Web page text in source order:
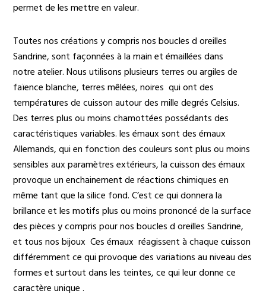
permet de les mettre en valeur.
Toutes nos créations y compris nos boucles d oreilles
Sandrine, sont façonnées à la main et émaillées dans
notre atelier. Nous utilisons plusieurs terres ou argiles de
faïence blanche, terres mêlées, noires qui ont des
températures de cuisson autour des mille degrés Celsius.
Des terres plus ou moins chamottées possédants des
caractéristiques variables. les émaux sont des émaux
Allemands, qui en fonction des couleurs sont plus ou moins
sensibles aux paramètres extérieurs, la cuisson des émaux
provoque un enchainement de réactions chimiques en
même tant que la silice fond. C’est ce qui donnera la
brillance et les motifs plus ou moins prononcé de la surface
des pièces y compris pour nos boucles d oreilles Sandrine,
et tous nos bijoux Ces émaux réagissent à chaque cuisson
différemment ce qui provoque des variations au niveau des
formes et surtout dans les teintes, ce qui leur donne ce
caractère unique .